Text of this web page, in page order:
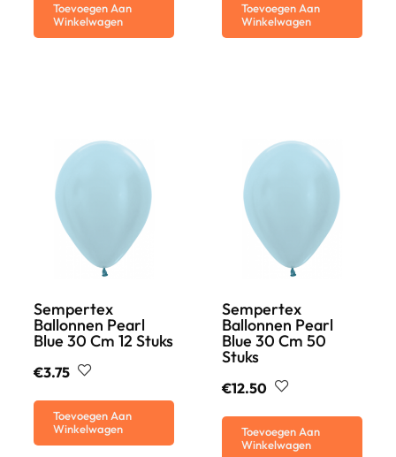
Toevoegen Aan
Winkelwagen
Toevoegen Aan
Winkelwagen
Sempertex
Ballonnen Pearl
Blue 30 Cm 12 Stuks
€3.75
Toevoegen Aan
Winkelwagen
Sempertex
Ballonnen Pearl
Blue 30 Cm 50
Stuks
€12.50
Toevoegen Aan
Winkelwagen